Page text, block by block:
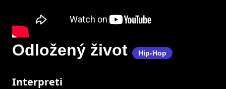
Odložený život Hip-Hop
Interpreti